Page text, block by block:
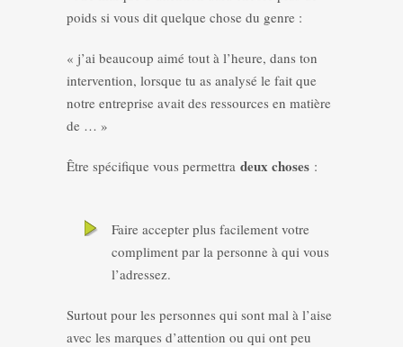
poids si vous dit quelque chose du genre :
« j’ai beaucoup aimé tout à l’heure, dans ton
intervention, lorsque tu as analysé le fait que
notre entreprise avait des ressources en matière
de … »
Être spécifique vous permettra deux choses :
Faire accepter plus facilement votre
compliment par la personne à qui vous
l’adressez.
Surtout pour les personnes qui sont mal à l’aise
avec les marques d’attention ou qui ont peu